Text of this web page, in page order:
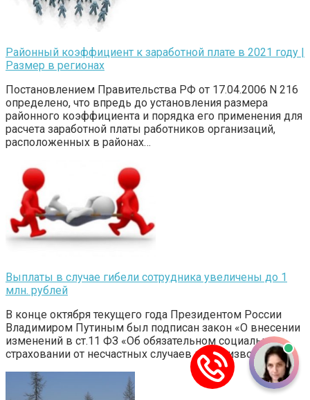
Районный коэффициент к заработной плате в 2021 году |
Размер в регионах
Постановлением Правительства РФ от 17.04.2006 N 216
определено, что впредь до установления размера
районного коэффициента и порядка его применения для
расчета заработной платы работников организаций,
расположенных в районах…
Выплаты в случае гибели сотрудника увеличены до 1
млн. рублей
В конце октября текущего года Президентом России
Владимиром Путиным был подписан закон «О внесении
изменений в ст.11 ФЗ «Об обязательном социальном
страховании от несчастных случаев на производстве и…